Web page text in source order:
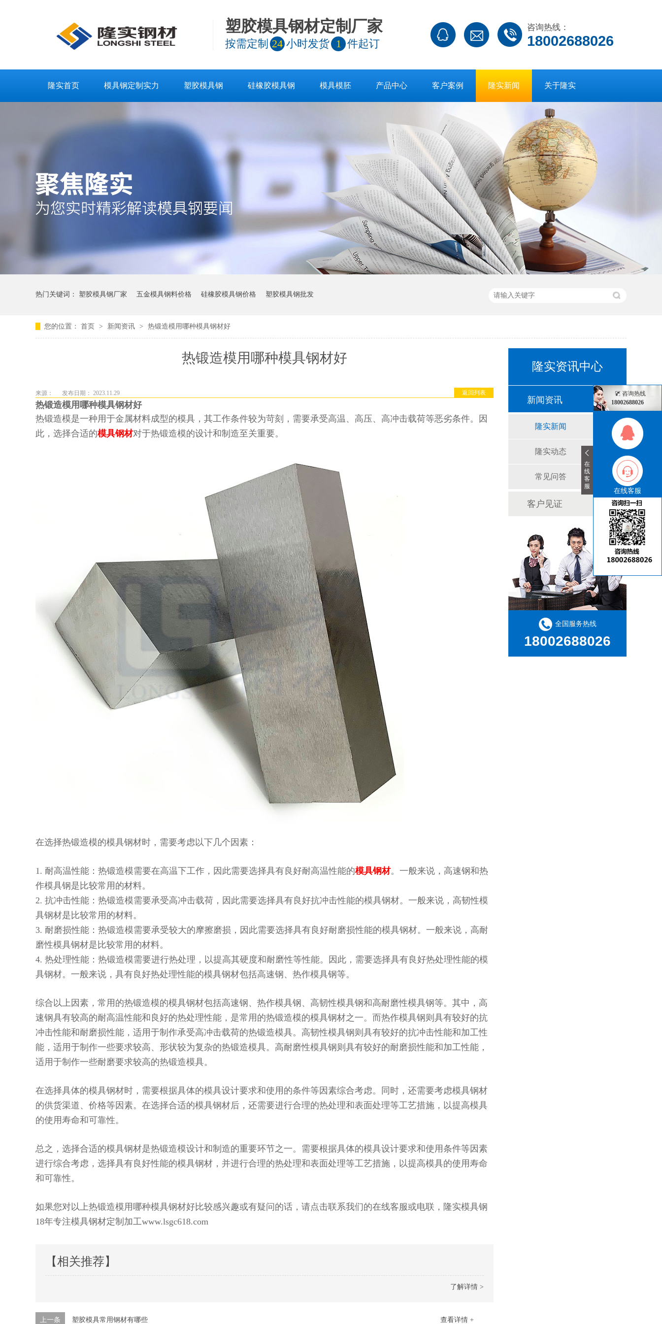
塑胶模具钢材定制厂家
按需定制 24 小时发货 1 件起订
咨询热线：
18002688026
隆实首页 模具钢定制实力 塑胶模具钢 硅橡胶模具钢 模具模胚 产品中心 客户案例 隆实新闻 关于隆实
热门关键词： 塑胶模具钢厂家 五金模具钢料价格 硅橡胶模具钢价格 塑胶模具钢批发
您的位置： 首页 > 新闻资讯 > 热锻造模用哪种模具钢材好
热锻造模用哪种模具钢材好
返回列表
来源： 发布日期： 2023.11.29
热锻造模用哪种模具钢材好
热锻造模是一种用于金属材料成型的模具，其工作条件较为苛刻，需要承受高温、高压、高冲击载荷等恶劣条件。因
此，选择合适的模具钢材对于热锻造模的设计和制造至关重要。
在选择热锻造模的模具钢材时，需要考虑以下几个因素：
1. 耐高温性能：热锻造模需要在高温下工作，因此需要选择具有良好耐高温性能的模具钢材。一般来说，高速钢和热
作模具钢是比较常用的材料。
2. 抗冲击性能：热锻造模需要承受高冲击载荷，因此需要选择具有良好抗冲击性能的模具钢材。一般来说，高韧性模
具钢材是比较常用的材料。
3. 耐磨损性能：热锻造模需要承受较大的摩擦磨损，因此需要选择具有良好耐磨损性能的模具钢材。一般来说，高耐
磨性模具钢材是比较常用的材料。
4. 热处理性能：热锻造模需要进行热处理，以提高其硬度和耐磨性等性能。因此，需要选择具有良好热处理性能的模
具钢材。一般来说，具有良好热处理性能的模具钢材包括高速钢、热作模具钢等。
综合以上因素，常用的热锻造模的模具钢材包括高速钢、热作模具钢、高韧性模具钢和高耐磨性模具钢等。其中，高
速钢具有较高的耐高温性能和良好的热处理性能，是常用的热锻造模的模具钢材之一。而热作模具钢则具有较好的抗
冲击性能和耐磨损性能，适用于制作承受高冲击载荷的热锻造模具。高韧性模具钢则具有较好的抗冲击性能和加工性
能，适用于制作一些要求较高、形状较为复杂的热锻造模具。高耐磨性模具钢则具有较好的耐磨损性能和加工性能，
适用于制作一些耐磨要求较高的热锻造模具。
在选择具体的模具钢材时，需要根据具体的模具设计要求和使用的条件等因素综合考虑。同时，还需要考虑模具钢材
的供货渠道、价格等因素。在选择合适的模具钢材后，还需要进行合理的热处理和表面处理等工艺措施，以提高模具
的使用寿命和可靠性。
总之，选择合适的模具钢材是热锻造模设计和制造的重要环节之一。需要根据具体的模具设计要求和使用条件等因素
进行综合考虑，选择具有良好性能的模具钢材，并进行合理的热处理和表面处理等工艺措施，以提高模具的使用寿命
和可靠性。
如果您对以上热锻造模用哪种模具钢材好比较感兴趣或有疑问的话，请点击联系我们的在线客服或电联，隆实模具钢
18年专注模具钢材定制加工www.lsgc618.com
【相关推荐】
了解详情 >
查看详情 +
上一条 塑胶模具常用钢材有哪些
隆实资讯中心
新闻资讯
隆实新闻
隆实动态
常见问答
客户见证
全国服务热线
18002688026
在
线
客
服
咨询热线
18002688026
在线客服